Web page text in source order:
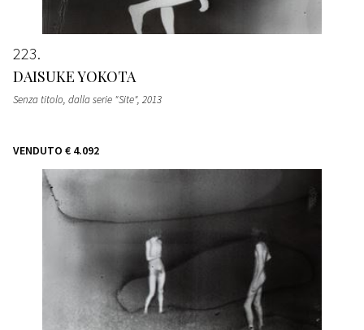
223
DAISUKE YOKOTA
Senza titolo, dalla serie "Site", 2013
VENDUTO € 4.092